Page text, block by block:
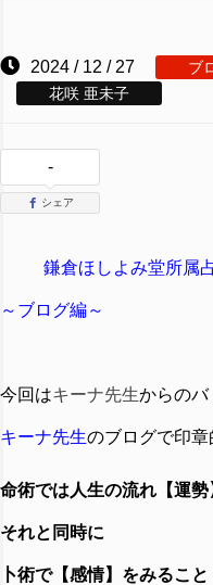
2024 / 12 / 27 ブ
花咲 亜未子
-
シェア
鎌倉ほしよみ堂所属
～ブログ編～
今回はキーナ先生からのバ
キーナ先生のブログで印章
命術では人生の流れ【運勢
それと同時に
卜術で【感情】をみること